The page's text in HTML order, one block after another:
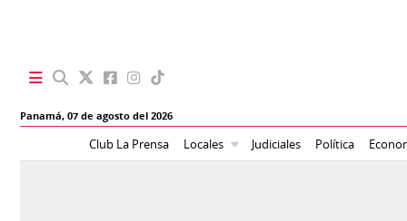
Panamá,07 de agosto del 2026
Club La Prensa Locales Judiciales Política
BBC